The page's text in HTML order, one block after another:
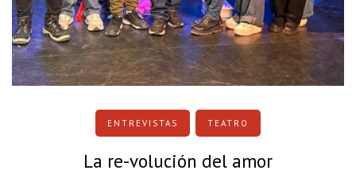
ENTREVISTAS TEATRO
La re-volución del amor